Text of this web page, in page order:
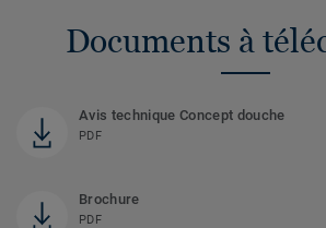
Documents à
Avis technique Concept douche
PDF
Brochure
PDF